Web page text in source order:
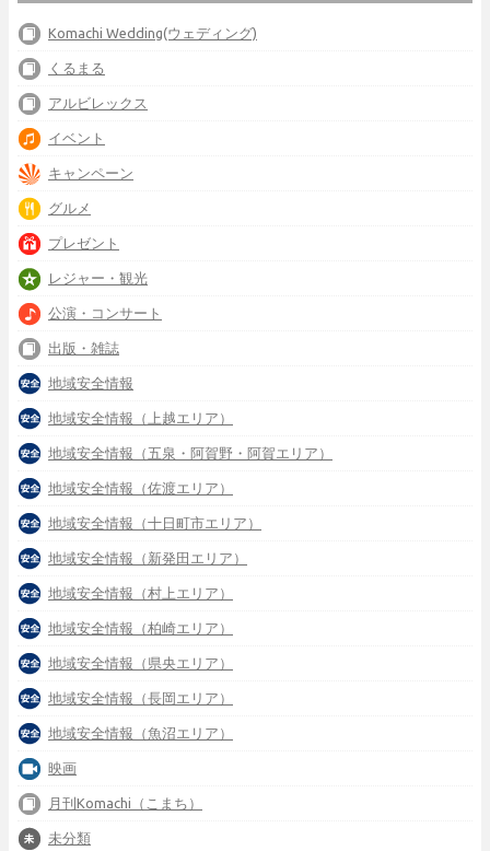
Komachi Wedding(ウェディング)
くるまる
アルビレックス
イベント
キャンペーン
グルメ
プレゼント
レジャー・観光
公演・コンサート
出版・雑誌
地域安全情報
地域安全情報（上越エリア）
地域安全情報（五泉・阿賀野・阿賀エリア）
地域安全情報（佐渡エリア）
地域安全情報（十日町市エリア）
地域安全情報（新発田エリア）
地域安全情報（村上エリア）
地域安全情報（柏崎エリア）
地域安全情報（県央エリア）
地域安全情報（長岡エリア）
地域安全情報（魚沼エリア）
映画
月刊Komachi（こまち）
未分類